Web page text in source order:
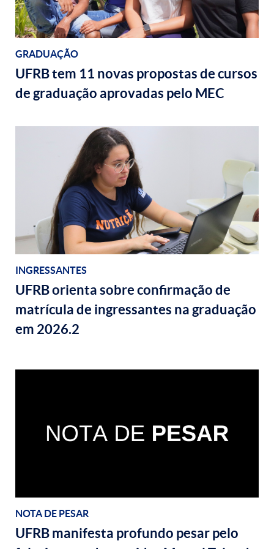
GRADUAÇÃO
UFRB tem 11 novas propostas de cursos
de graduação aprovadas pelo MEC
INGRESSANTES
UFRB orienta sobre confirmação de
matrícula de ingressantes na graduação
em 2026.2
NOTA DE PESAR
UFRB manifesta profundo pesar pelo